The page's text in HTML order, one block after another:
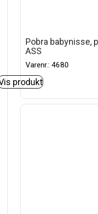
Pobra babynisse,
ASS
Varenr.: 4680
produkt